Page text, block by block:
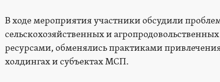
В ходе мероприятия участники обсудили
сельскохозяйственных и
ресурсами, обменялись практиками
холдингах и субъектах МСП.